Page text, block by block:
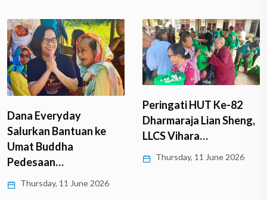
Dana Everyday
Salurkan Bantuan ke
Umat Buddha
Pedesaan…
Thursday, 11 June 2026
Peringati HUT Ke-82
Dharmaraja Lian Sheng,
LLCS Vihara…
Thursday, 11 June 2026